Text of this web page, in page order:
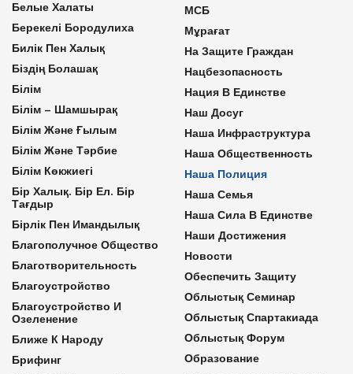
Белые Халаты
Берекелі Бородулиха
Билік Пен Халық
Біздің Болашақ
Білім
Білім – Шамшырақ
Білім Және Ғылым
Білім Және Тәрбие
Білім Көкжиегі
Бір Халық. Бір Ел. Бір
Тағдыр
Бірлік Пен Имандылық
Благополучное Общество
Благотворительность
Благоустройство
Благоустройство И
Озеленение
Ближе К Народу
Брифинг
МСБ
Мұрағат
На Защите Граждан
Нацбезопасность
Нация В Единстве
Наш Досуг
Наша Инфраструктура
Наша Общественность
Наша Полиция
Наша Семья
Наша Сила В Единстве
Наши Достижения
Новости
Обеспечить Защиту
Облыстық Семинар
Облыстық Спартакиада
Облыстық Форум
Образование